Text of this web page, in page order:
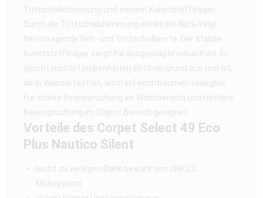
Trittschalldämmung und seinem Kunststoffträger.
Durch die Trittschalldämmung erhält der Klick-Vinyl
hervorragende Geh- und Trittschallwerte. Der stabile
Kunststoffträger sorgt für ausgeprägte robustheit. Er
gleicht leichte Unebenheiten im Untergrund aus und ist,
da er Wasserfest ist, auch in Feuchträumen verlegbar.
Für starke Beanspruchung im Wohnbereich und mittlere
Beanspruchung im Object Bereich geeignet.
Vorteile des Corpet Select 49 Eco
Plus Nautico Silent
leicht zu verlegen Dank bewährtem UNICLIC
Klicksystem